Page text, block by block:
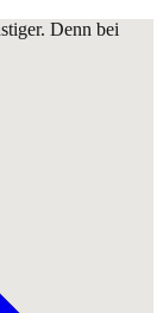
Denn bei